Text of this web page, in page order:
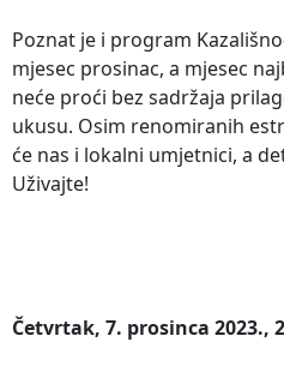
Poznat je i program
mjesec prosinac, a mjesec
neće proći bez sadržaja
ukusu. Osim renomiranih
će nas i lokalni umjetnici, a
Uživajte!
Četvrtak, 7. prosinca 2023.,